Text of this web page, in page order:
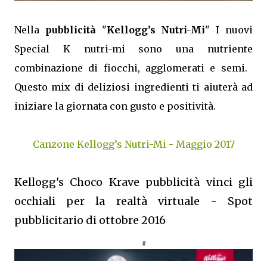
Nella pubblicità "Kellogg’s Nutri-Mi" I nuovi
Special K nutri-mi sono una nutriente
combinazione di fiocchi, agglomerati e semi. ​
Questo mix di deliziosi ingredienti ti aiuterà ad
iniziare la giornata con gusto e positività.
Canzone Kellogg’s Nutri-Mi - Maggio 2017
Kellogg's Choco Krave pubblicità vinci gli
occhiali per la realtà virtuale - Spot
pubblicitario di ottobre 2016